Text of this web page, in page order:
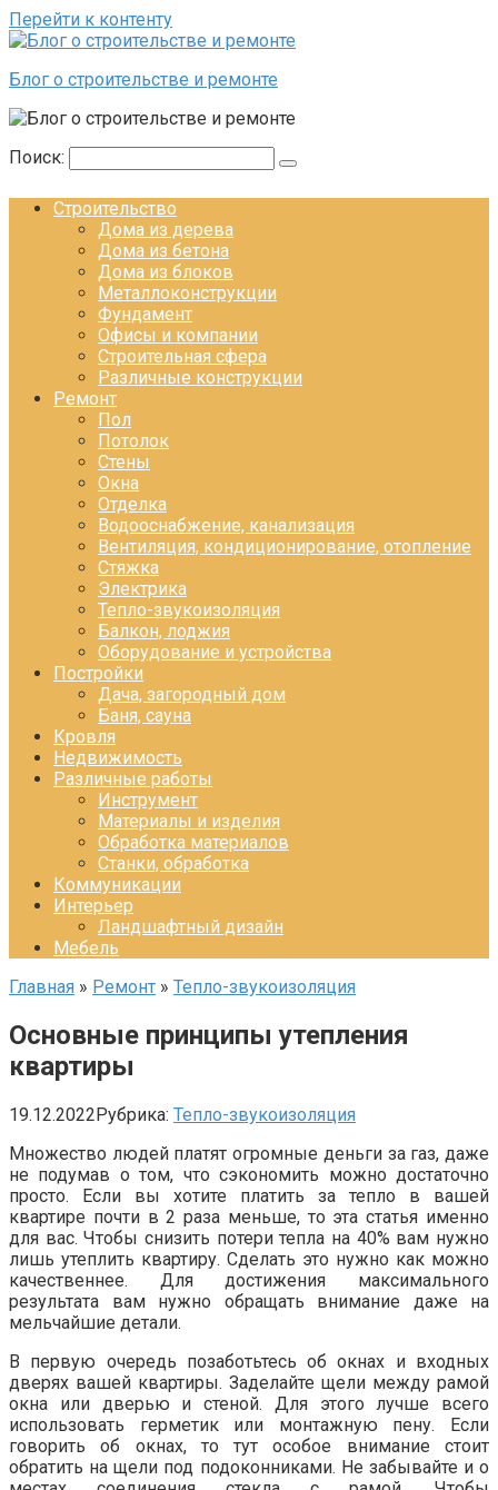
Перейти к контенту
Блог о строительстве и ремонте
Поиск:
Строительство
Дома из дерева
Дома из бетона
Дома из блоков
Металлоконструкции
Фундамент
Офисы и компании
Строительная сфера
Различные конструкции
Ремонт
Пол
Потолок
Стены
Окна
Отделка
Водооснабжение, канализация
Вентиляция, кондиционирование, отопление
Стяжка
Электрика
Тепло-звукоизоляция
Балкон, лоджия
Оборудование и устройства
Постройки
Дача, загородный дом
Баня, сауна
Кровля
Недвижимость
Различные работы
Инструмент
Материалы и изделия
Обработка материалов
Станки, обработка
Коммуникации
Интерьер
Ландшафтный дизайн
Мебель
Главная » Ремонт » Тепло-звукоизоляция
Основные принципы утепления
квартиры
19.12.2022Рубрика: Тепло-звукоизоляция
Множество людей платят огромные деньги за газ, даже
не подумав о том, что сэкономить можно достаточно
просто. Если вы хотите платить за тепло в вашей
квартире почти в 2 раза меньше, то эта статья именно
для вас. Чтобы снизить потери тепла на 40% вам нужно
лишь утеплить квартиру. Сделать это нужно как можно
качественнее. Для достижения максимального
результата вам нужно обращать внимание даже на
мельчайшие детали.
В первую очередь позаботьтесь об окнах и входных
дверях вашей квартиры. Заделайте щели между рамой
окна или дверью и стеной. Для этого лучше всего
использовать герметик или монтажную пену. Если
говорить об окнах, то тут особое внимание стоит
обратить на щели под подоконниками. Не забывайте и о